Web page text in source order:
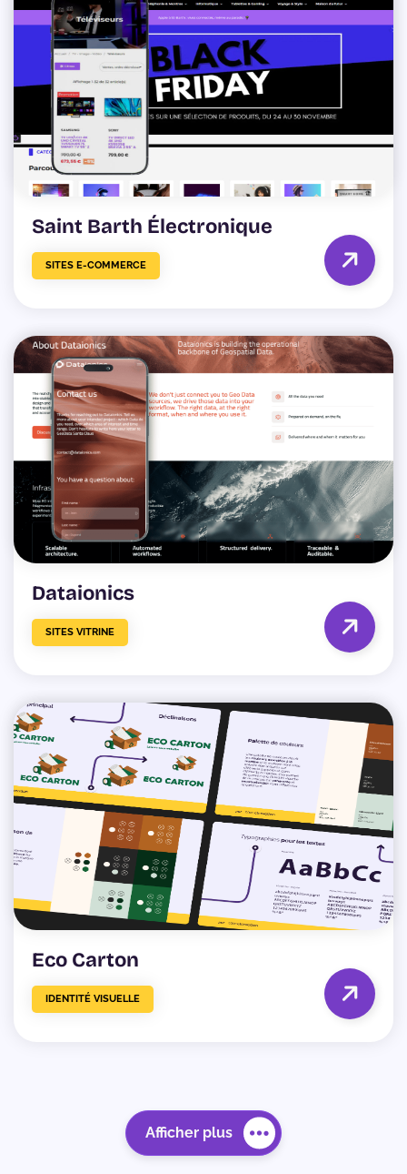
Saint Barth Électronique
SITES E-COMMERCE
Dataionics
SITES VITRINE
Eco Carton
IDENTITÉ VISUELLE
Afficher plus